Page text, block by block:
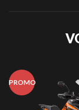
PROMO